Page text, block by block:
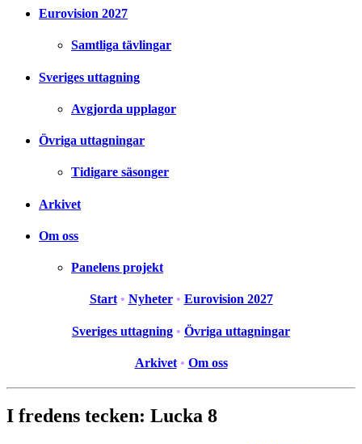
Eurovision 2027
Samtliga tävlingar
Sveriges uttagning
Avgjorda upplagor
Övriga uttagningar
Tidigare säsonger
Arkivet
Om oss
Panelens projekt
Start • Nyheter • Eurovision 2027
Sveriges uttagning • Övriga uttagningar
Arkivet • Om oss
I fredens tecken: Lucka 8